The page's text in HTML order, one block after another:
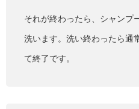
それが終わったら、シャンプ
洗います。洗い終わったら通
て終了です。